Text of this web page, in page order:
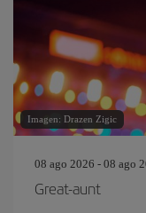
Imagen: Drazen Zigic
08 ago 2026 - 08 ago
Great-aunt